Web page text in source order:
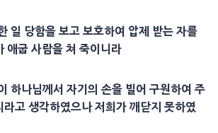
일 당함을 보고 보호하여 압제 받는 자를
애굽사람을 쳐 죽이니라
하나님께서 자기의 손을 빌어 구원 하여 주
고 생각하였으나 저희가 깨닫지 못하였